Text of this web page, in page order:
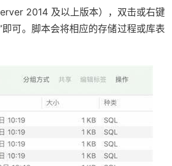
2014 及以上版本），双击或右键
可。脚本会将相应的存储过程或库表